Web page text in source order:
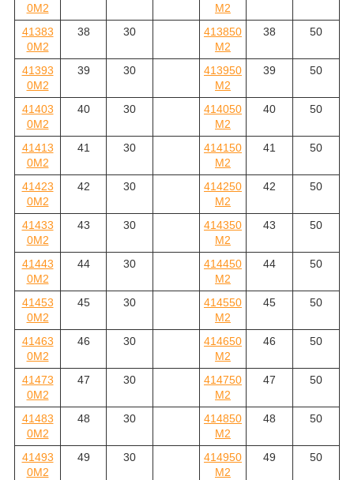
0M2
M2
41383
0M2
38 30
413850
M2
38 50
41393
0M2
39 30
413950
M2
39 50
41403
0M2
40 30
414050
M2
40 50
41413
0M2
41 30
414150
M2
41 50
41423
0M2
42 30
414250
M2
42 50
41433
0M2
43 30
414350
M2
43 50
41443
0M2
44 30
414450
M2
44 50
41453
0M2
45 30
414550
M2
45 50
41463
0M2
46 30
414650
M2
46 50
41473
0M2
47 30
414750
M2
47 50
41483
0M2
48 30
414850
M2
48 50
41493
0M2
49 30
414950
M2
49 50